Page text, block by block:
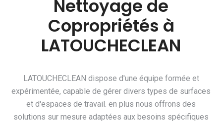
Nettoyage de
Copropriétés à
LATOUCHECLEAN
LATOUCHECLEAN dispose d'une équipe formée et
expérimentée, capable de gérer divers types de surfaces
et d'espaces de travail. en plus nous offrons des
solutions sur mesure adaptées aux besoins spécifiques